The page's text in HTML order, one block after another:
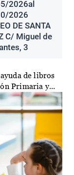
2026al
2026
DE SANTA
C/ Miguel de
3
de libros
Primaria y...